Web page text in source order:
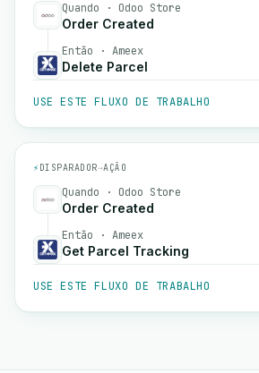
Quando · Odoo Store
Order Created
Então · Ameex
Delete Parcel
USE ESTE FLUXO DE TRABALHO
⚡ DISPARADOR→AÇÃO
Quando · Odoo Store
Order Created
Então · Ameex
Get Parcel Tracking
USE ESTE FLUXO DE TRABALHO